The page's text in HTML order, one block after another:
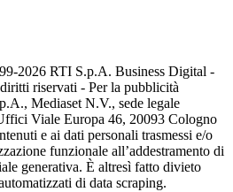
2026 RTI S.p.A. Business Digital -
riservati - Per la pubblicità
Mediaset N.V., sede legale
Viale Europa 46, 20093 Cologno
e ai dati personali trasmessi e/o
funzionale all’addestramento di
generativa. È altresì fatto divieto
di data scraping.